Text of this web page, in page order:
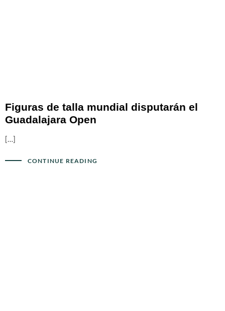
Figuras de talla mundial disputarán el
Guadalajara Open
[…]
CONTINUE READING